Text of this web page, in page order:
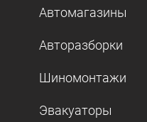
Автомагазины
Авторазборки
Шиномонтажи
Эвакуаторы